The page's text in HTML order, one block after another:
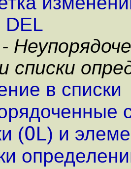
DEL
-
списки
в списки
(OL) и